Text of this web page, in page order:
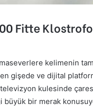
Fitte
kelimenin
gişede ve dijital
kulesinde
büyük bir merak